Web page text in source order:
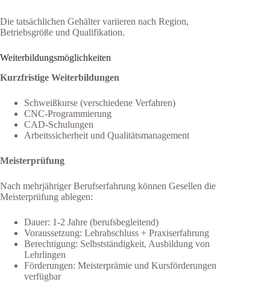
Die tatsächlichen Gehälter variieren nach Region,
Betriebsgröße und Qualifikation.
Weiterbildungsmöglichkeiten
Kurzfristige Weiterbildungen
Schweißkurse (verschiedene Verfahren)
CNC-Programmierung
CAD-Schulungen
Arbeitssicherheit und Qualitätsmanagement
Meisterprüfung
Nach mehrjähriger Berufserfahrung können Gesellen die
Meisterprüfung ablegen:
Dauer: 1-2 Jahre (berufsbegleitend)
Voraussetzung: Lehrabschluss + Praxiserfahrung
Berechtigung: Selbstständigkeit, Ausbildung von
Lehrlingen
Förderungen: Meisterprämie und Kursförderungen
verfügbar